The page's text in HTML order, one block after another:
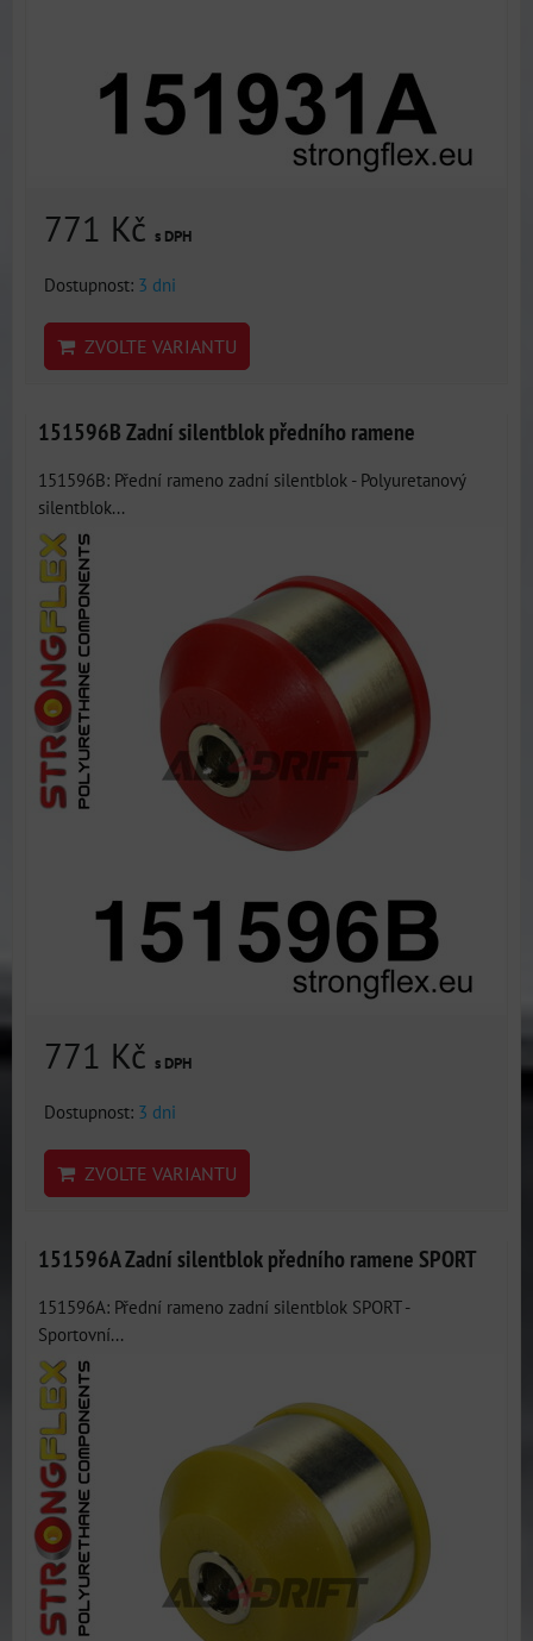
771 Kč s DPH
Dostupnost: 3 dni
ZVOLTE VARIANTU
151596B Zadní silentblok předního ramene
151596B: Přední rameno zadní silentblok - Polyuretanový
silentblok...
771 Kč s DPH
Dostupnost: 3 dni
ZVOLTE VARIANTU
151596A Zadní silentblok předního ramene SPORT
151596A: Přední rameno zadní silentblok SPORT -
Sportovní...